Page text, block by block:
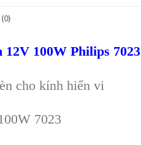
12V 100W Philips 7023
cho kính hiển vi
7023